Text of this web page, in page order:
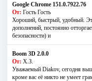
Google Chrome 151.0.7922.76
От: Гость Гость
Хороший, быстрый, удобный.
дополнений, постоянно
безопасности) и
Boom 3D 2.0.0
От: Х.З.
Уважаемый Diakov, сегодня
кроме вас её никто не умеет